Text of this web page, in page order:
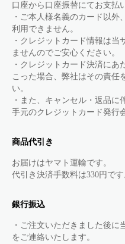
口座から口座振替にてお支払
・ご本人様名義のカード以
利用できません。
・クレジットカード情報は当
ませんのでご安心ください。
・クレジットカード決済に
こった場合、弊社はその責任
い。
・また、キャンセル・返品
手元のクレジットカード発行
商品代引き
お届けはヤマト運輸です。
代引き決済手数料は330円です
銀行振込
・ご注文いただきました後
をご連絡いたします。